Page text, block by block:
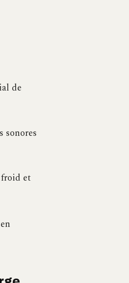
de
sonores
et